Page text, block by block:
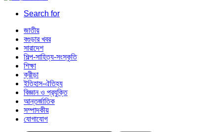
Search for
জাতীয়
বগুড়ার খবর
সারাদেশ
শিল্প-সাহিত্য-সংস্কৃতি
শিক্ষা
ক্রীড়া
ইতিহাস-ঐতিহ্য
বিজ্ঞান ও প্রযুক্তি
আন্তর্জাতিক
সম্পাদকীয়
যোগাযোগ